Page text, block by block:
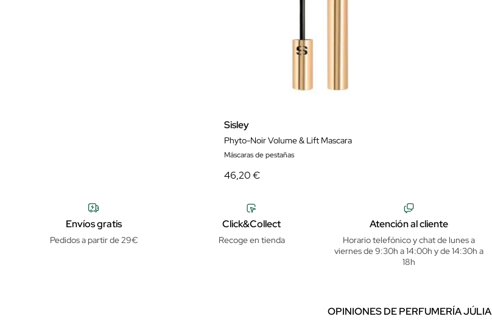
Sisley
Phyto-Noir Volume & Lift Mascara
Máscaras de pestañas
46,20 €
Envíos gratis
Pedidos a partir de 29€
Click&Collect
Recoge en tienda
Atención al cliente
Horario telefónico y chat de lunes a
viernes de 9:30h a 14:00h y de 14:30h a
18h
OPINIONES DE PERFUMERÍA JÚLIA